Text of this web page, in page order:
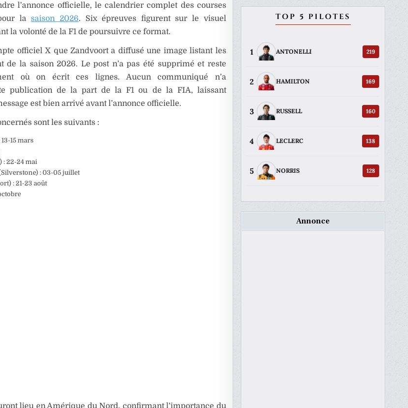
l’annonce officielle, le calendrier complet des courses
lasaison 2026. Six épreuves figurent sur le visuel
la volonté de la F1 de poursuivre ce format.
officiel X que Zandvoort a diffusé une image listant les
de la saison 2026. Le post n’a pas été supprimé et reste
où on écrit ces lignes. Aucun communiqué n’a
publication de la part de la F1 ou de la FIA, laissant
est bien arrivé avant l’annonce officielle.
sont les suivants :
15 mars
: 22-24 mai
: 03-05 juillet
: 21-23 août
lieu en Amérique du Nord, confirmant l’importance du
TOP 5 PILOTES
1 ANTONELLI 219
2 HAMILTON 169
3 RUSSELL 160
4 LECLERC 138
5 NORRIS 128
Annonce